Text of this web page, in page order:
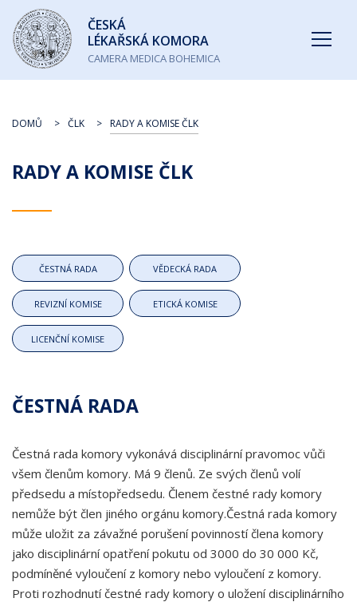
Česká
lékařská
komora
ČESKÁ
LÉKAŘSKÁ KOMORA
CAMERA MEDICA BOHEMICA
RADY A KOMISE ČLK
DOMŮ ČLK RADY A KOMISE ČLK
ČESTNÁ RADA VĚDECKÁ RADA
REVIZNÍ KOMISE ETICKÁ KOMISE
LICENČNÍ KOMISE
ČESTNÁ RADA
Čestná rada komory vykonává disciplinární pravomoc vůči
všem členům komory. Má 9 členů. Ze svých členů volí
předsedu a místopředsedu. Členem čestné rady komory
nemůže být člen jiného orgánu komory.Čestná rada komory
může uložit za závažné porušení povinností člena komory
jako disciplinární opatření pokutu od 3000 do 30 000 Kč,
podmíněné vyloučení z komory nebo vyloučení z komory.
Proti rozhodnutí čestné rady komory o uložení disciplinárního